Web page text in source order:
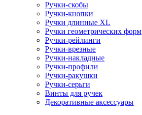
Ручки-скобы
Ручки-кнопки
Ручки длинные XL
Ручки геометрических форм
Ручки-рейлинги
Ручки-врезные
Ручки-накладные
Ручки-профили
Ручки-ракушки
Ручки-серьги
Винты для ручек
Декоративные аксессуары